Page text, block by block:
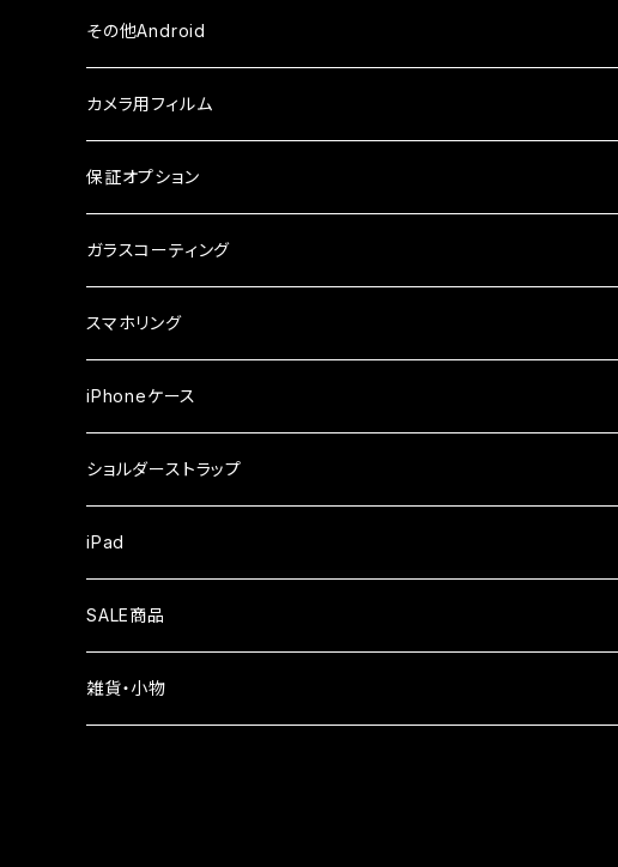
ケース・カバー
ガラスフィルム
ケース・カバー
ケース
ガラスフィルム
ケース
iPhone8Plus
ガラスフィルム
ケース
ケース
セラミックフィルム
ケース
ガラスフィルム
その他Android
AQUOS
ガラスフィルム
arrows
ガラスフィルム
シンプルスマホ
ガラスフィルム
らくらくスマホ
ガラスフィルム
OPPO
ガラスフィルム
Xiaomi
ガラスフィルム
カメラ用フィルム
iPhone
iPhone17e
iPhone17ProMax
iPhone16
iPhone15
Android
保証オプション
ガラスコーティング
スマホリング
iPhoneケース
ショルダーストラップ
iPad
液晶フィルム
SALE商品
雑貨・小物